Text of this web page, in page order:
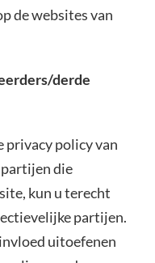
de websites van
derde
privacy policy van
die
kun u terecht
partijen.
uitoefenen